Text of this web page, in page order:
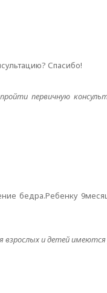
Спасибо!
первичную
бедра.Ребенку
и детей имеются